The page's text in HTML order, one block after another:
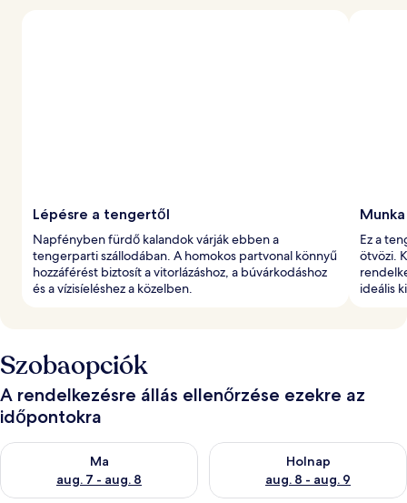
Lépésre a tengertől
Napfényben fürdő kalandok várják ebben a
tengerparti szállodában. A homokos partvonal könnyű
hozzáférést biztosít a vitorlázáshoz, a búvárkodáshoz
és a vízisíeléshez a közelben.
Ez a
ötvözi.
ideális
Szobaopciók
A rendelkezésre állás ellenőrzése ezekre az
időpontokra
Ma
aug. 7 - aug. 8
A ma esti rendelkezésre állás ellenőrzése: aug. 7 - aug. 8
Holnap
aug. 8 - aug. 9
A holnapi rendelkezésre állás